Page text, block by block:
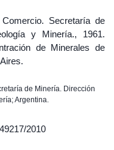
Secretaría de
y Minería., 1961.
de Minerales de
de Minería. Dirección
Argentina.
2010